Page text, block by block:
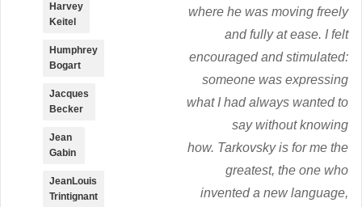
where he was moving freely
and fully at ease. I felt
encouraged and stimulated:
someone was expressing
what I had always wanted to
say without knowing
how. Tarkovsky is for me the
greatest, the one who
invented a new language,
Harvey
Keitel
Humphrey
Bogart
Jacques
Becker
Jean
Gabin
JeanLouis
Trintignant